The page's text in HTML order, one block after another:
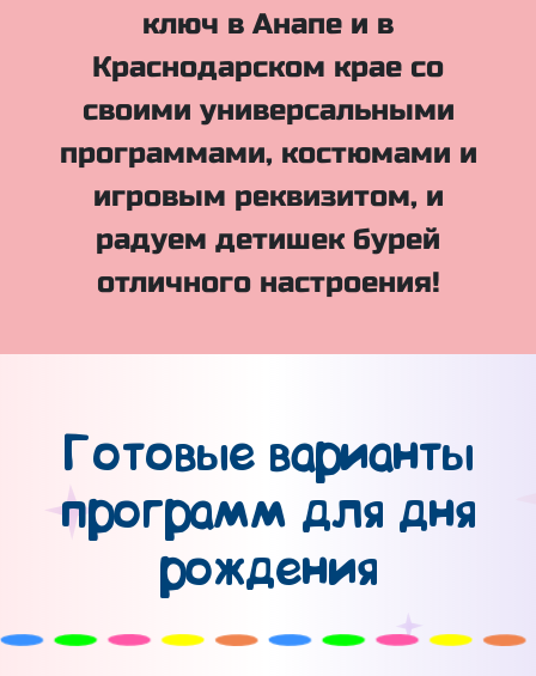
ключ в Анапе и в
Краснодарском крае со
своими универсальными
программами, костюмами и
игровым реквизитом, и
радуем детишек бурей
отличного настроения!
Готовые варианты
программ для дня
рождения